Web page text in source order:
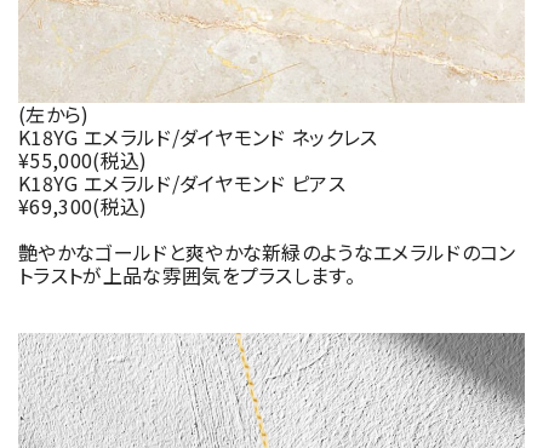
(左から)
K18YG エメラルド/ダイヤモンド ネックレス
¥55,000(税込)
K18YG エメラルド/ダイヤモンド ピアス
¥69,300(税込)
艶やかなゴールドと爽やかな新緑のようなエメラルドのコン
トラストが上品な雰囲気をプラスします。